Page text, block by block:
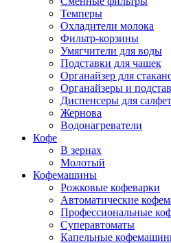
Темперы
Охладители молока
Фильтр-корзины
Умягчители для воды
Подставки для чашек
Органайзер для
Органайзеры и
Диспенсеры для
Жернова
Водонагреватели
Кофе
В зернах
Молотый
Кофемашины
Рожковые кофеварки
Автоматические
Профессиональные
Суперавтоматы
Капельные